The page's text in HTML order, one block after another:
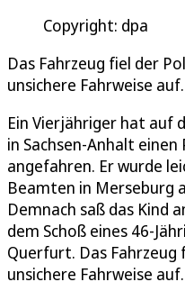
Copyright: dpa
Das Fahrzeug fiel der
unsichere Fahrweise auf.
Ein Vierjähriger hat auf
in Sachsen-Anhalt
angefahren. Er wurde
Beamten in
Demnach saß das Kind
dem Schoß eines 46-
Querfurt. Das Fahrzeug
unsichere Fahrweise auf.